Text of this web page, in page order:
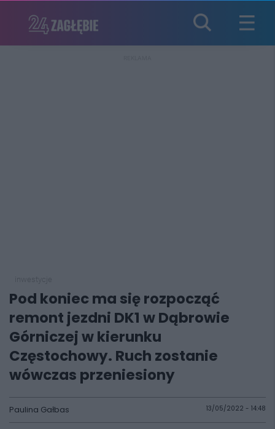
Pod koniec ma się rozpocząć
remont jezdni DK1 w Dąbrowie
Górniczej w kierunku
Częstochowy. Ruch zostanie
wówczas przeniesiony
Paulina Gałbas 13/05/2022 - 14:48